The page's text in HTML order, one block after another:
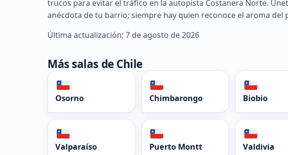
trucos para evitar el tráfico en la autopista Costanera Norte.
anécdota de tu barrio; siempre hay quien reconoce el aroma del
Última actualización: 7 de agosto de 2026
Más salas de Chile
Osorno Chimbarongo Biobio
Valparaíso Puerto Montt Valdivia